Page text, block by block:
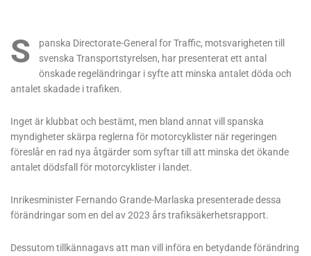
S
panska Directorate-General for Traffic, motsvarigheten till
svenska Transportstyrelsen, har presenterat ett antal
önskade regeländringar i syfte att minska antalet döda och
antalet skadade i trafiken.
Inget är klubbat och bestämt, men bland annat vill spanska
myndigheter skärpa reglerna för motorcyklister när regeringen
föreslår en rad nya åtgärder som syftar till att minska det ökande
antalet dödsfall för motorcyklister i landet.
Inrikesminister Fernando Grande-Marlaska presenterade dessa
förändringar som en del av 2023 års trafiksäkerhetsrapport.
Dessutom tillkännagavs att man vill införa en betydande förändring